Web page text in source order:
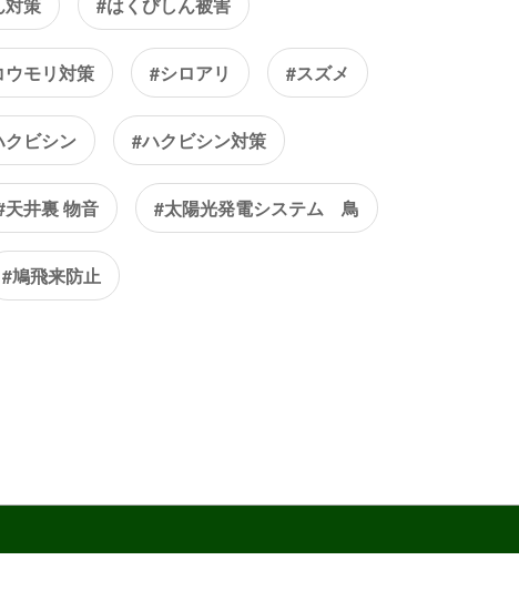
ウモリ対策 #シロアリ #スズメ
クビシン #ハクビシン対策
天井裏 物音 #太陽光発電システム 鳥
#鳩飛来防止